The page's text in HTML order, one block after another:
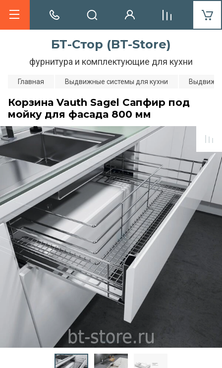
БТ-Стор (BT-Store)
фурнитура и комплектующие для кухни
Главная Выдвижные системы для кухни
Корзина Vauth Sagel Сапфир под
мойку для фасада 800 мм